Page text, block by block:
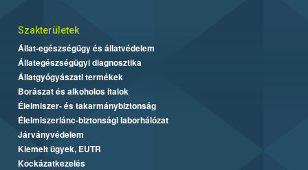
Szakterületek
Állat-egészségügy és állatvédelem
Állategészségügyi diagnosztika
Állatgyógyászati termékek
Borászat és alkoholos italok
Élelmiszer- és takarmánybiztonság
Élelmiszerlánc-biztonsági laborhálózat
Járványvédelem
Kiemelt ügyek, EUTR
Kockázatkezelés